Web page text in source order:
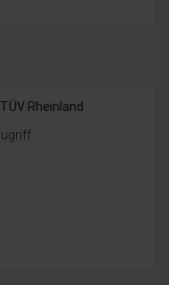
Rheinland